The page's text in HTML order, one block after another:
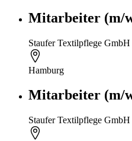
Mitarbeiter (m/
Staufer Textilpflege GmbH
Hamburg
Mitarbeiter (m/
Staufer Textilpflege GmbH